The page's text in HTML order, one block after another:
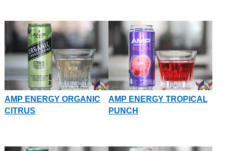
AMP ENERGY ORGANIC
CITRUS
AMP ENERGY TROPICAL
PUNCH